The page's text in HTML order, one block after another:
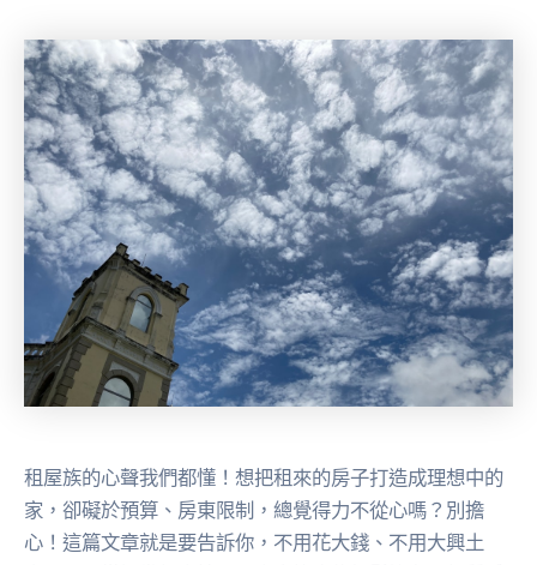
租屋族的心聲我們都懂！想把租來的房子打造成理想中的
家，卻礙於預算、房東限制，總覺得力不從心嗎？別擔
心！這篇文章就是要告訴你，不用花大錢、不用大興土